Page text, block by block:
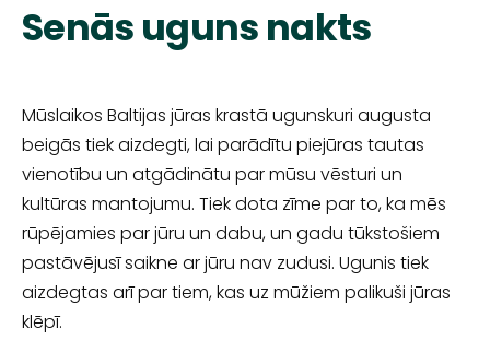
Senās uguns nakts
Mūslaikos Baltijas jūras krastā ugunskuri augusta
beigās tiek aizdegti, lai parādītu piejūras tautas
vienotību un atgādinātu par mūsu vēsturi un
kultūras mantojumu. Tiek dota zīme par to, ka mēs
rūpējamies par jūru un dabu, un gadu tūkstošiem
pastāvējusī saikne ar jūru nav zudusi. Ugunis tiek
aizdegtas arī par tiem, kas uz mūžiem palikuši jūras
klēpī.